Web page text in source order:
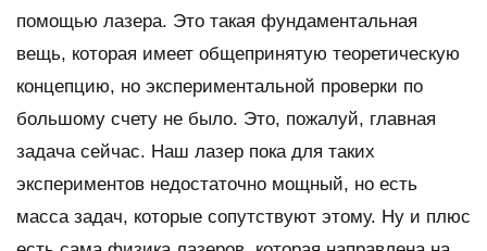
помощью лазера. Это такая фундаментальная
вещь, которая имеет общепринятую теоретическую
концепцию, но экспериментальной проверки по
большому счету не было. Это, пожалуй, главная
задача сейчас. Наш лазер пока для таких
экспериментов недостаточно мощный, но есть
масса задач, которые сопутствуют этому. Ну и плюс